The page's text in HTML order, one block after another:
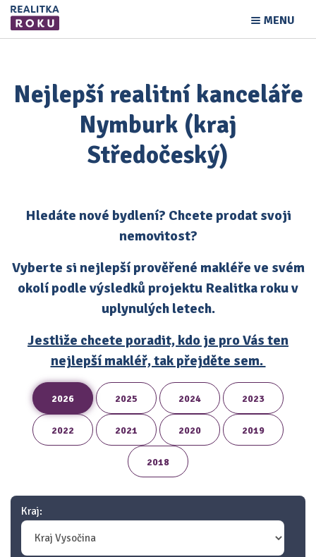
MENU
Nejlepší realitní kanceláře
Nymburk (kraj
Středočeský)
Hledáte nové bydlení? Chcete prodat svoji
nemovitost?
Vyberte si nejlepší prověřené makléře ve svém
okolí podle výsledků projektu Realitka roku v
uplynulých letech.
Jestliže chcete poradit, kdo je pro Vás ten
nejlepší makléř, tak přejděte sem.
2026 2025 2024 2023
2022 2021 2020 2019
2018
Kraj: